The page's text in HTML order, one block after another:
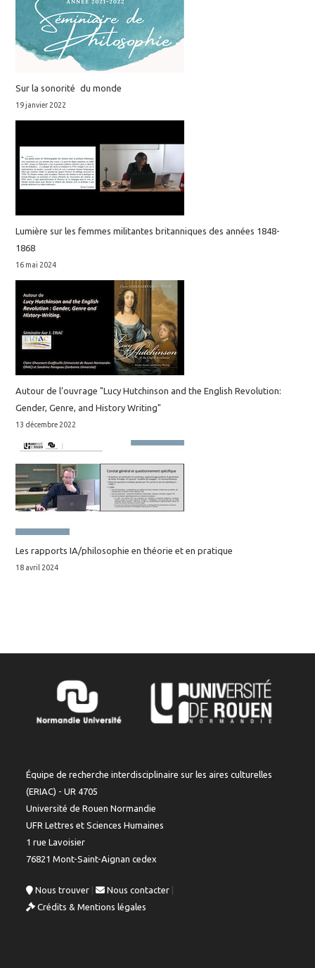
Sur la sonorité du monde
19 janvier 2022
Lumière sur les femmes militantes britanniques des années 1848-
1868
16 mai 2024
Autour de l’ouvrage "Lucy Hutchinson and the English Revolution:
Gender, Genre, and History Writing"
13 décembre 2022
Les rapports IA/philosophie en théorie et en pratique
18 avril 2024
Équipe de recherche interdisciplinaire sur les aires culturelles
(ERIAC) - UR 4705
Université de Rouen Normandie
UFR Lettres et Sciences Humaines
1 rue Lavoisier
76821 Mont-Saint-Aignan cedex
Nous trouver | Nous contacter
Crédits & Mentions légales